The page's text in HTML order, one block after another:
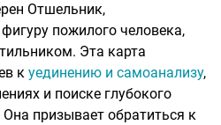
Отшельник,
пожилого человека,
Эта карта
к уединению и самоанализу,
и поиске глубокого
призывает обратиться к